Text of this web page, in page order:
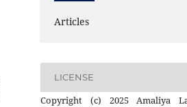
Articles
LICENSE
Copyright (c) 2025 Amaliya